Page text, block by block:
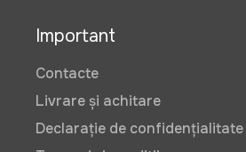
Important
Contacte
Livrare și achitare
Declarație de confidențialitate